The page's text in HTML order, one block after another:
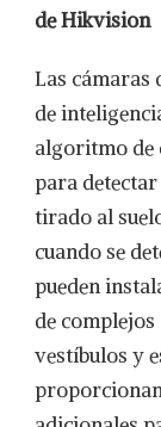
de Hikvision
Las cámaras
de
algoritmo de
para
tirado al
cuando se
pueden
de
vestíbulos y